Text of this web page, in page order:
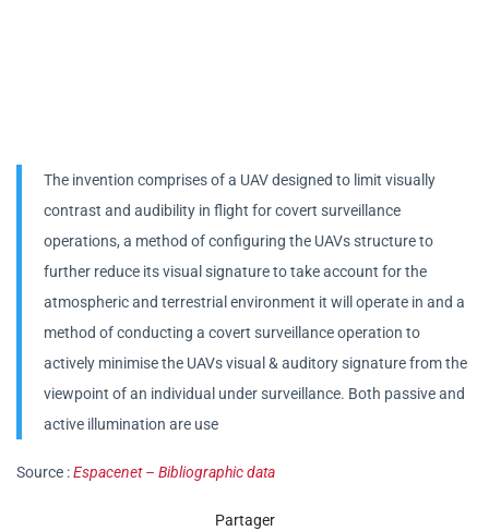
The invention comprises of a UAV designed to limit visually
contrast and audibility in flight for covert surveillance
operations, a method of configuring the UAVs structure to
further reduce its visual signature to take account for the
atmospheric and terrestrial environment it will operate in and a
method of conducting a covert surveillance operation to
actively minimise the UAVs visual & auditory signature from the
viewpoint of an individual under surveillance. Both passive and
active illumination are use
Source :Espacenet – Bibliographic data
Partager